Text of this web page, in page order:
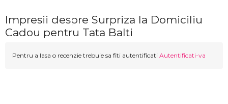
Impresii despre Surpriza la Domiciliu
Cadou pentru Tata Balti
Pentru a lasa o recenzie trebuie sa fiti autentificati Autentificati-va